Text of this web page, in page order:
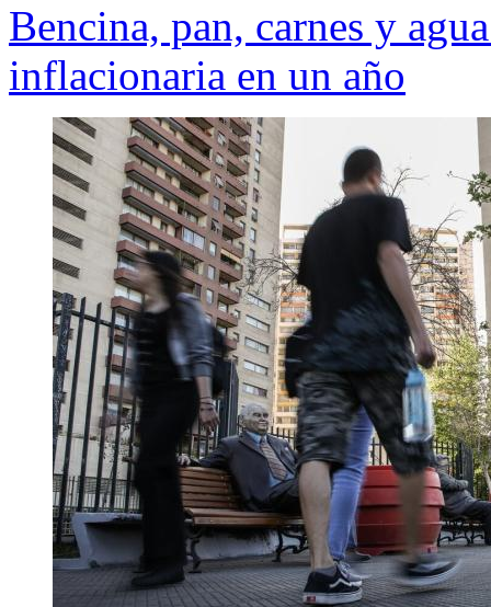
Bencina, pan, carnes y
inflacionaria en un año